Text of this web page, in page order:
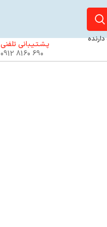
پـشـتـیـبانی تلفنی
690 8160 0912